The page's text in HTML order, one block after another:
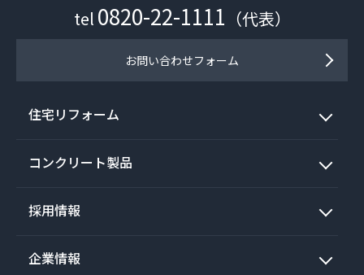
tel 0820-22-1111 （代表）
お問い合わせフォーム
住宅リフォーム
コンクリート製品
採用情報
企業情報